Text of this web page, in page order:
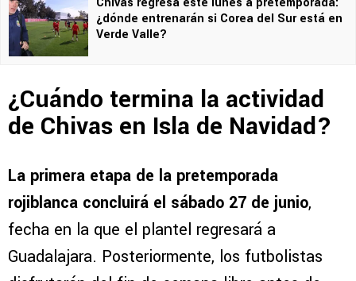
¿dónde entrenarán si Corea del Sur está en
Verde Valle?
¿Cuándo termina la actividad
de Chivas en Isla de Navidad?
La primera etapa de la pretemporada
rojiblanca concluirá el sábado 27 de junio,
fecha en la que el plantel regresará a
Guadalajara. Posteriormente, los futbolistas